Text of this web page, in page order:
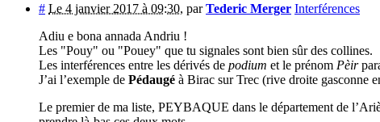
# Le 4 janvier 2017 à 09:30, parTederic Merger Interférences
Adiu e bona annada Andriu !
Les "Pouy" ou "Pouey" que tu signales sont bien sûr des collines.
Les interférences entre les dérivés de podium et le prénom Pèir
J’ai l’exemple de Pédaugé à Birac sur Trec (rive droite gasconne
Le premier de ma liste, PEYBAQUE dans le département de